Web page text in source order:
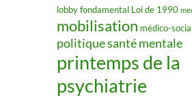
lobby fondamental Loi de 1990
mobilisation médico-
politique santé mentale
printemps de la
psychiatrie